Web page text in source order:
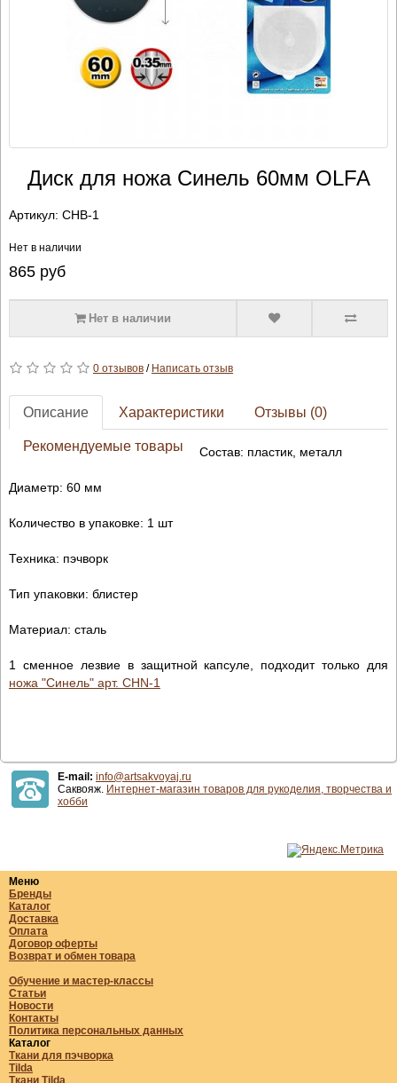
Диск для ножа Синель 60мм OLFA
Артикул: CHB-1
Нет в наличии
865руб
Нет в наличии
0 отзывов/ Написать отзыв
Описание Характеристики Отзывы (0)
Рекомендуемые товары Состав: пластик, металл
Диаметр: 60 мм
Количество в упаковке: 1 шт
Техника: пэчворк
Тип упаковки: блистер
Материал: сталь
1 сменное лезвие в защитной капсуле, подходит только для
ножа "Синель" арт. CHN-1
E-mail: info@artsakvoyaj.ru
Саквояж. Интернет-магазин товаров для рукоделия, творчества и
хобби
Меню
Бренды
Каталог
Доставка
Оплата
Договор оферты
Возврат и обмен товара
Обучение и мастер-классы
Статьи
Новости
Контакты
Политика персональных данных
Каталог
Ткани для пэчворка
Tilda
Ткани Tilda